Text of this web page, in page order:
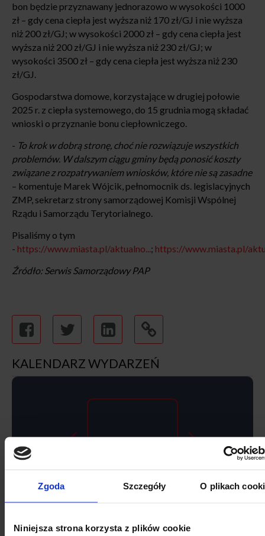
Zgoda Szczegóły O plikach
Niniejsza strona korzysta z plików cookie
bon będzie przyznawany jednorazowo w wysokości 1000
zł – gdy cena ciepła jest wyższa niż 170 zł/GJ i nie wyższa
niż 200 zł/GJ; w wysokości 2000 zł – gdy cena ciepła jest
wyższa niż 200 zł/GJ i nie wyższa niż 230 zł/GJ; w
wysokości 3500 zł – gdy cena ciepła jest wyższa niż 230
zł/GJ.
Gospodarstwa domowe, korzystające w drugiej połowie
2025 r. z ciepła systemowego, do 15 grudnia mogą składać
wnioski o przyznanie bonu ciepłowniczego.
- To krok w dobrą stronę, choć nie rozwiązuje wszystkich
problemów. W dalszym ciągu gminy będą ponosić koszty
związane z rozpatrywaniem wniosków, które nie są zasadne
– komentuje Marek Wójcik, pełnomocnik ds. legislacyjnych
ZMP, sekretarz strony samorządowej Komisji Wspólnej
Rządu i Samorządu Terytorialnego.
Pisaliśmy o tym
- https://www.miasta.pl/aktualno...; https://www.miasta.pl/
Źródło: Serwis Samorządowy PAP
KALENDARZ WYDARZEŃ
SIERPNIA